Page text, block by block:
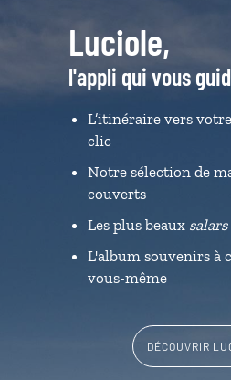
Luciole,
l'appli qui vous
L’itinéraire vers
clic
Notre sélection de
couverts
Les plus beaux salars
L'album souvenirs à
vous-même
DÉCOUVRIR